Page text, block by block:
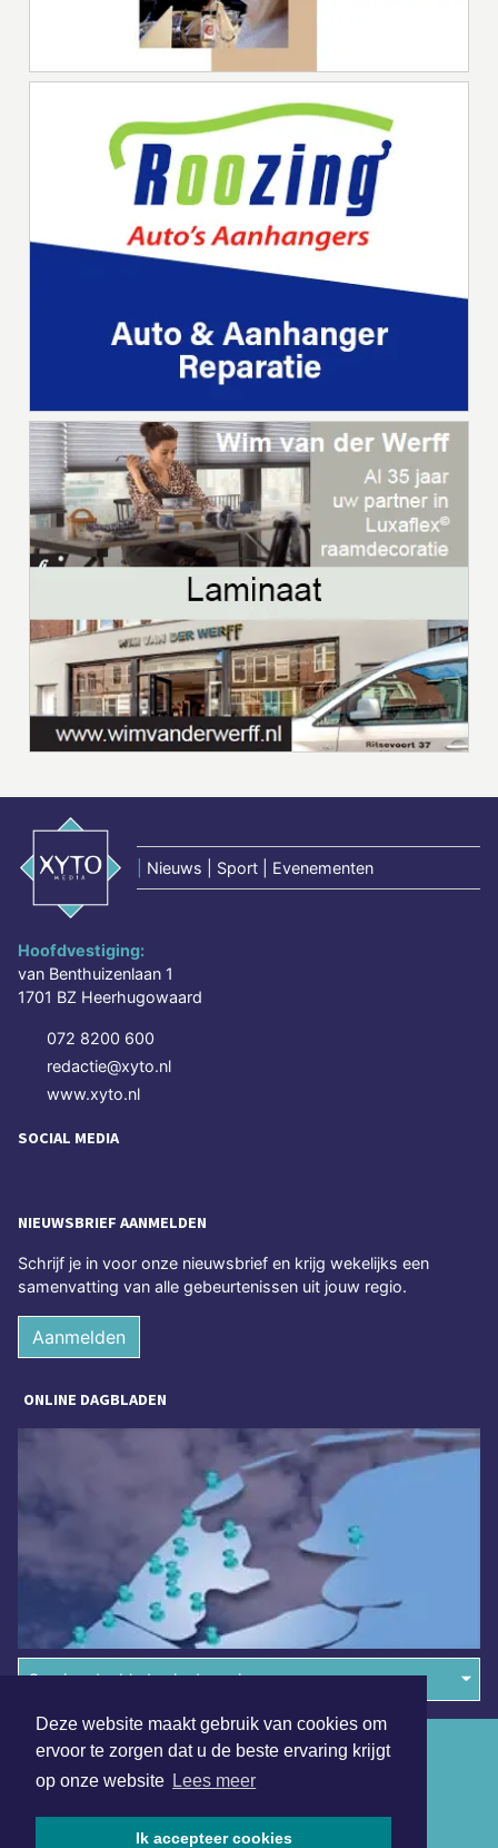
Deze website maakt gebruik van cookies om
ervoor te zorgen dat u de beste ervaring krijgt
op onze website Lees meer
Ik accepteer cookies
Nieuws | Sport | Evenementen
Hoofdvestiging:
van Benthuizenlaan 1
1701 BZ Heerhugowaard
072 8200 600
redactie@xyto.nl
www.xyto.nl
SOCIAL MEDIA
NIEUWSBRIEF AANMELDEN
Schrijf je in voor onze nieuwsbrief en krijg wekelijks een
samenvatting van alle gebeurtenissen uit jouw regio.
Aanmelden
ONLINE DAGBLADEN
Overige dagbladen in de regio
Algemene voorwaarden
Disclaimer